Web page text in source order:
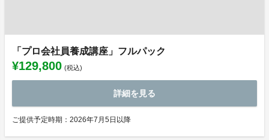
「プロ会社員養成講座」フルパック
¥129,800 (税込)
詳細を見る
ご提供予定時期：2026年7月5日以降